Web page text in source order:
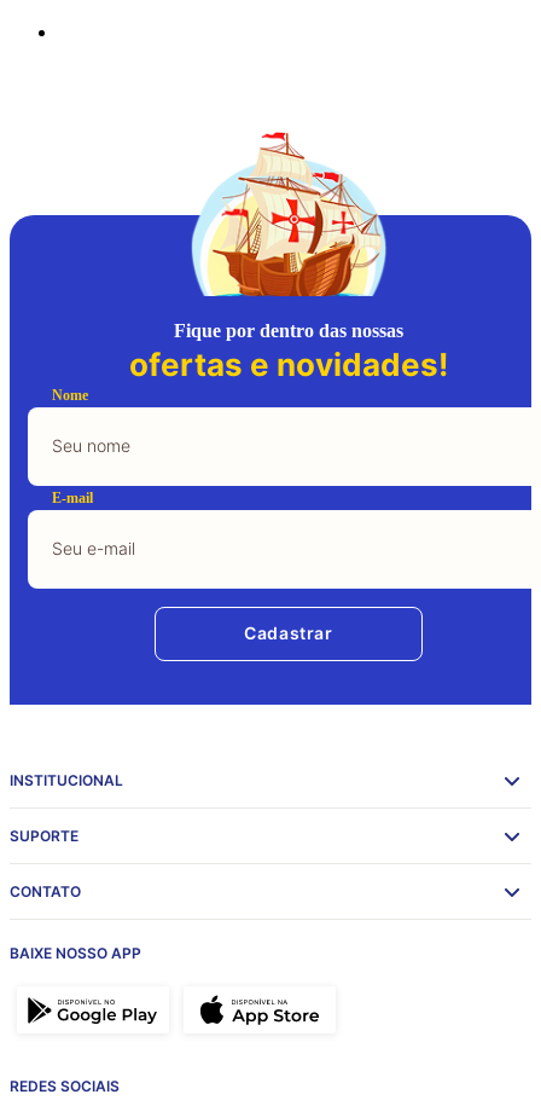
Fique por dentro das nossas
ofertas e novidades!
Nome
E-mail
Cadastrar
INSTITUCIONAL
SUPORTE
CONTATO
BAIXE NOSSO APP
REDES SOCIAIS